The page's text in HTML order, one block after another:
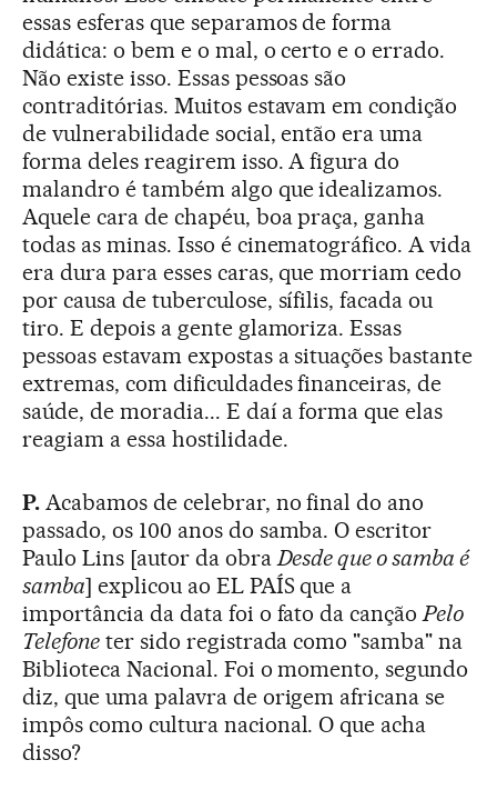
essas esferas que separamos de forma
didática: o bem e o mal, o certo e o errado.
Não existe isso. Essas pessoas são
contraditórias. Muitos estavam em condição
de vulnerabilidade social, então era uma
forma deles reagirem isso. A figura do
malandro é também algo que idealizamos.
Aquele cara de chapéu, boa praça, ganha
todas as minas. Isso é cinematográfico. A vida
era dura para esses caras, que morriam cedo
por causa de tuberculose, sífilis, facada ou
tiro. E depois a gente glamoriza. Essas
pessoas estavam expostas a situações bastante
extremas, com dificuldades financeiras, de
saúde, de moradia... E daí a forma que elas
reagiam a essa hostilidade.
P.Acabamos de celebrar, no final do ano
passado, os 100 anos do samba. O escritor
Paulo Lins [autor da obraDesde que o samba é
samba] explicou ao EL PAÍS que a
importância da data foi o fato da cançãoPelo
Telefoneter sido registrada como "samba" na
Biblioteca Nacional. Foi o momento, segundo
diz, que uma palavra de origem africana se
impôs como cultura nacional. O que acha
disso?